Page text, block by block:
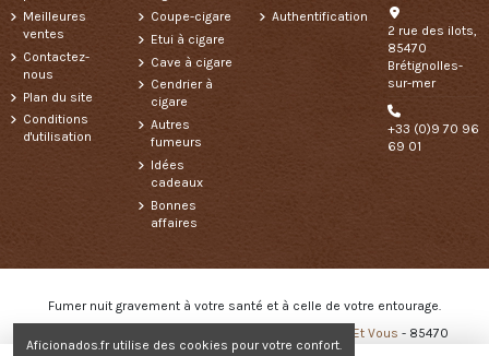
Meilleures
ventes
Contactez-
nous
Plan du site
Conditions
d'utilisation
Coupe-cigare
Etui à cigare
Cave à cigare
Cendrier à
cigare
Autres
fumeurs
Idées
cadeaux
Bonnes
affaires
Authentification
2 rue des ilots,
85470
Brétignolles-
sur-mer
+33 (0)9 70 96
69 01
Fumer nuit gravement à votre santé et à celle de votre entourage.
Des Clics Et Vous - 85470
Brétignolles sur Mer - 85800 Saint Gilles Croix de Vie
Aficionados.fr utilise des cookies pour votre confort.